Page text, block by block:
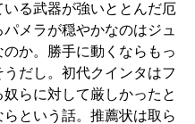
る武器が強いととんだ厄
メラが穏やかなのはジュ
か。勝手に動くならもっ
だし。初代クインタはフ
らに対して厳しかったと
という話。推薦状は取ら